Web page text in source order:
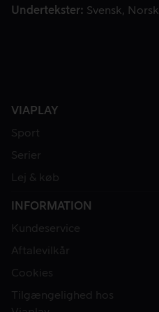
Undertekster Svensk Norsk
VIAPLAY
Sport
Serier
Lej & køb
INFORMATION
Kundeservice
Aftalevilkår
Cookies
Tilgængelighed hos